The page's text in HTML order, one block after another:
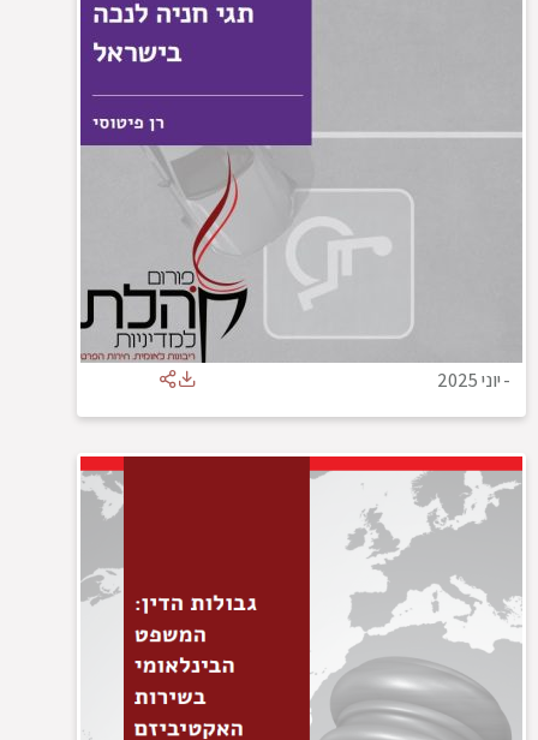
-יוני 2025